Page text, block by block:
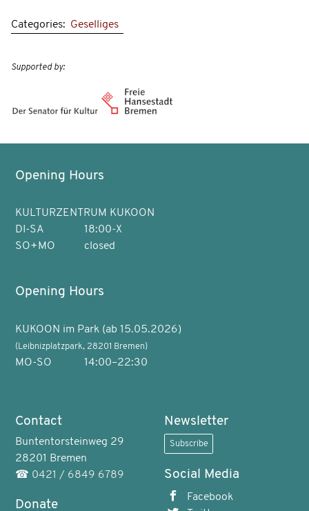
Categories: Geselliges
Supported by:
Opening Hours
KULTURZENTRUM KUKOON
DI-SA
18:00-X
SO+MO
closed
Opening Hours
KUKOON im Park (ab 15.05.2026)
(Leibnizplatzpark, 28201 Bremen)
MO-SO 14:00–22:30
Contact
Buntentorsteinweg 29
28201 Bremen
☎ 0421 / 6849 6789
Donate
Newsletter
Subscribe
Social Media
Facebook